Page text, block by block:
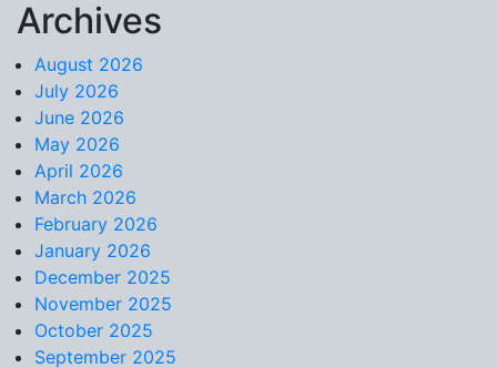
Skip to content
Archives
August 2026
July 2026
June 2026
May 2026
April 2026
March 2026
February 2026
January 2026
December 2025
November 2025
October 2025
September 2025